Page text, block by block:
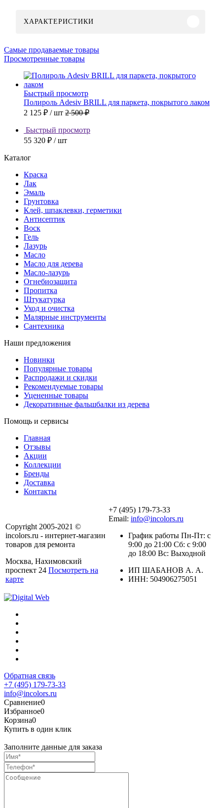
ХАРАКТЕРИСТИКИ
Самые продаваемые товары
Просмотренные товары
Быстрый просмотр
Полироль Adesiv BRILL для паркета, покрытого лаком
2 125 ₽ / шт 2 500 ₽
Быстрый просмотр
55 320 ₽ / шт
Каталог
Краска
Лак
Эмаль
Грунтовка
Клей, шпаклевки, герметики
Антисептик
Воск
Гель
Лазурь
Масло
Масло для дерева
Масло-лазурь
Огнебиозащита
Пропитка
Штукатурка
Уход и очистка
Малярные инструменты
Сантехника
Наши предложения
Новинки
Популярные товары
Распродажи и скидки
Рекомендуемые товары
Уцененные товары
Декоративные фальшбалки из дерева
Помощь и сервисы
Главная
Отзывы
Акции
Коллекции
Бренды
Доставка
Контакты
Copyright 2005-2021 ©
incolors.ru - интернет-магазин
товаров для ремонта
Москва, Нахимовский
проспект 24 Посмотреть на
карте
+7 (495) 179-73-33
Email: info@incolors.ru
График работы Пн-Пт: с
9:00 до 21:00 Сб: с 9:00
до 18:00 Вс: Выходной
ИП ШАБАНОВ А. А.
ИНН: 504906275051
Обратная связь
+7 (495) 179-73-33
info@incolors.ru
Сравнение0
Избранное0
Корзина0
Купить в один клик
Заполните данные для заказа